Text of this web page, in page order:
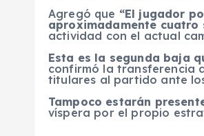
Agregó que “El jugador
aproximadamente cuatro
actividad con el actual
Esta es la segunda baja
confirmó la transferencia
titulares al partido ante
Tampoco estarán
víspera por el propio